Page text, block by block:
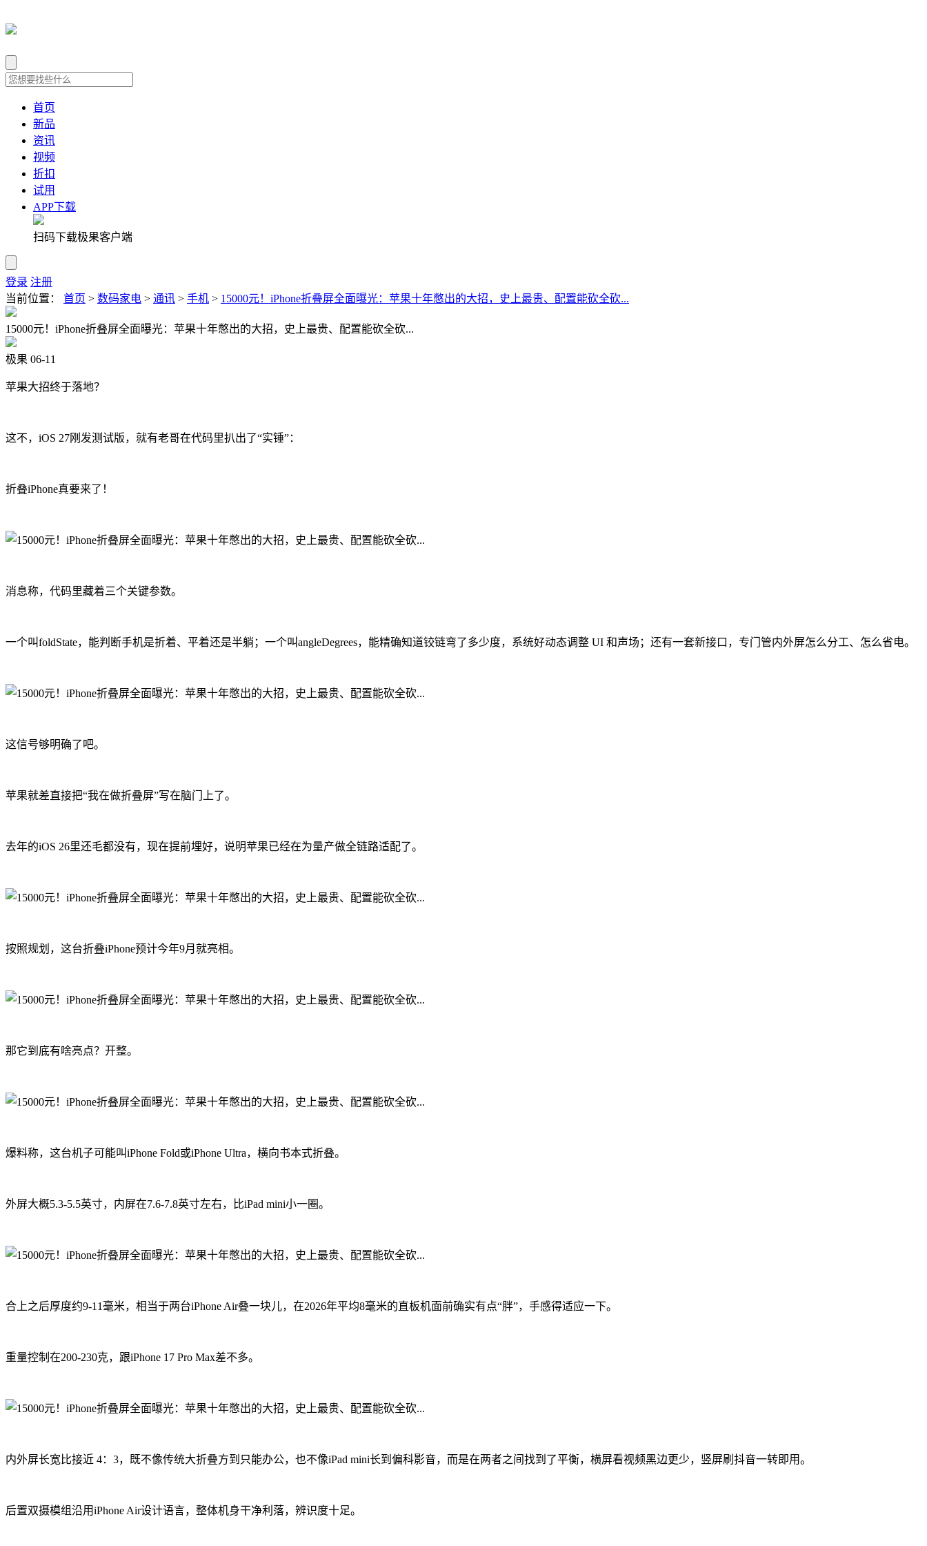
首页
新品
资讯
视频
折扣
试用
APP下载
扫码下载极果客户端
登录 注册
当前位置：
首页 > 数码家电 > 通讯 > 手机 > 15000元！iPhone折叠屏全面曝光：苹果十年憋出的大招，史上最贵、配置能砍全砍...
15000元！iPhone折叠屏全面曝光：苹果十年憋出的大招，史上最贵、配置能砍全砍...
极果 06-11
苹果大招终于落地？
这不，iOS 27刚发测试版，就有老哥在代码里扒出了“实锤”：
折叠iPhone真要来了！
消息称，代码里藏着三个关键参数。
一个叫foldState，能判断手机是折着、平着还是半躺；一个叫angleDegrees，能精确知道铰链弯了多少度，系统好动态调整 UI 和声场；还有一套新接口，专门管内外屏怎么分工、怎么省电。
这信号够明确了吧。
苹果就差直接把“我在做折叠屏”写在脑门上了。
去年的iOS 26里还毛都没有，现在提前埋好，说明苹果已经在为量产做全链路适配了。
按照规划，这台折叠iPhone预计今年9月就亮相。
那它到底有啥亮点？开整。
爆料称，这台机子可能叫iPhone Fold或iPhone Ultra，横向书本式折叠。
外屏大概5.3-5.5英寸，内屏在7.6-7.8英寸左右，比iPad mini小一圈。
合上之后厚度约9-11毫米，相当于两台iPhone Air叠一块儿，在2026年平均8毫米的直板机面前确实有点“胖”，手感得适应一下。
重量控制在200-230克，跟iPhone 17 Pro Max差不多。
内外屏长宽比接近 4：3，既不像传统大折叠方到只能办公，也不像iPad mini长到偏科影音，而是在两者之间找到了平衡，横屏看视频黑边更少，竖屏刷抖音一转即用。
后置双摄模组沿用iPhone Air设计语言，整体机身干净利落，辨识度十足。